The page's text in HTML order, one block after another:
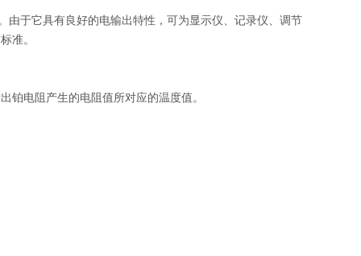
于它具有良好的电输出特性，可为显示仪、记录仪、调节
准。
铂电阻产生的电阻值所对应的温度值。